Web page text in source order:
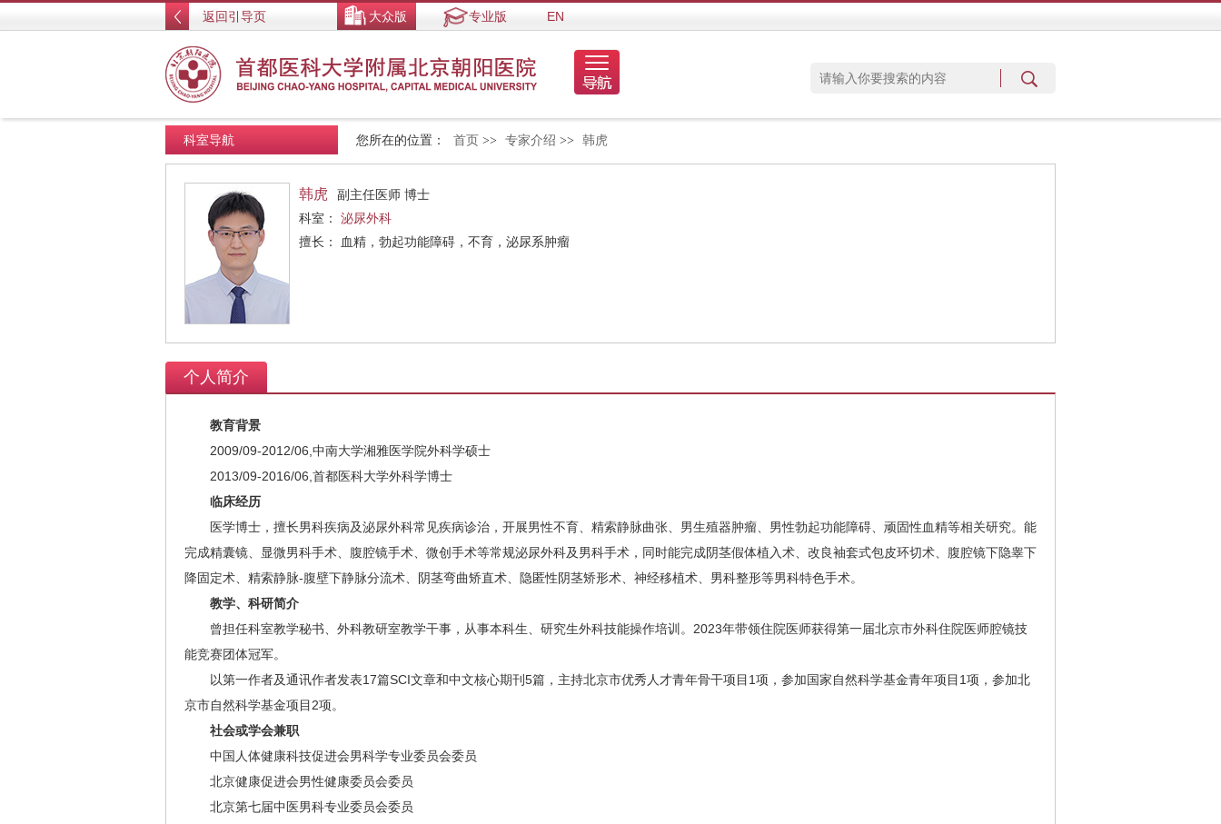
返回引导页 大众版 专业版 EN
您所在的位置： 首页 >> 专家介绍 >> 韩虎
科室导航
韩虎
副主任医师 博士
科室： 泌尿外科
擅长： 血精，勃起功能障碍，不育，泌尿系肿瘤
个人简介
教育背景
2009/09-2012/06,中南大学湘雅医学院外科学硕士
2013/09-2016/06,首都医科大学外科学博士
临床经历
医学博士，擅长男科疾病及泌尿外科常见疾病诊治，开展男性不育、精索静脉曲张、男生殖器肿瘤、男性勃起功能障碍、顽固性血精等相关研究。能
完成精囊镜、显微男科手术、腹腔镜手术、微创手术等常规泌尿外科及男科手术，同时能完成阴茎假体植入术、改良袖套式包皮环切术、腹腔镜下隐睾下
降固定术、精索静脉-腹壁下静脉分流术、阴茎弯曲矫直术、隐匿性阴茎矫形术、神经移植术、男科整形等男科特色手术。
教学、科研简介
曾担任科室教学秘书、外科教研室教学干事，从事本科生、研究生外科技能操作培训。2023年带领住院医师获得第一届北京市外科住院医师腔镜技
能竞赛团体冠军。
以第一作者及通讯作者发表17篇SCI文章和中文核心期刊5篇，主持北京市优秀人才青年骨干项目1项，参加国家自然科学基金青年项目1项，参加北
京市自然科学基金项目2项。
社会或学会兼职
中国人体健康科技促进会男科学专业委员会委员
北京健康促进会男性健康委员会委员
北京第七届中医男科专业委员会委员